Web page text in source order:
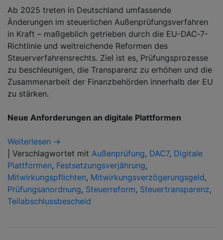
Ab 2025 treten in Deutschland umfassende
Änderungen im steuerlichen Außenprüfungsverfahren
in Kraft – maßgeblich getrieben durch die EU-DAC‑7-
Richtlinie und weitreichende Reformen des
Steuerverfahrensrechts. Ziel ist es, Prüfungsprozesse
zu beschleunigen, die Transparenz zu erhöhen und die
Zusammenarbeit der Finanzbehörden innerhalb der EU
zu stärken.
Neue Anforderungen an digitale Plattformen
Weiterlesen →
Verschlagwortet mit Außenprüfung, DAC7, Digitale
Plattformen, Festsetzungsverjährung,
Mitwirkungspflichten, Mitwirkungsverzögerungsgeld,
Prüfungsanordnung, Steuerreform, Steuertransparenz,
Teilabschlussbescheid